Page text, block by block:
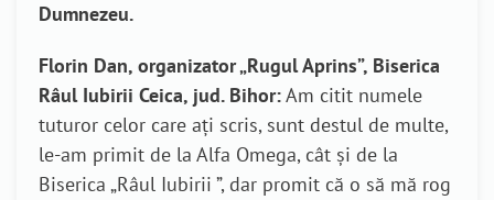
Dumnezeu.
Florin Dan, organizator „Rugul Aprins”, Biserica
Râul Iubirii Ceica, jud. Bihor:Am citit numele
tuturor celor care ați scris, sunt destul de multe,
le-am primit de la Alfa Omega, cât și de la
Biserica „Râul Iubirii ”, dar promit că o să mă rog